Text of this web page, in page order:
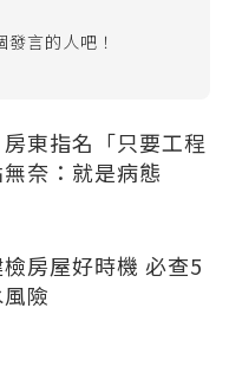
言的人吧！
東指名「只要工程
奈：就是病態
房屋好時機 必查5
險